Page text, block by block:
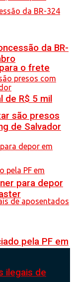
o frete
R$ 5 mil
pela PF em
ilegais de
da BR-
são presos
de Salvador
para depor